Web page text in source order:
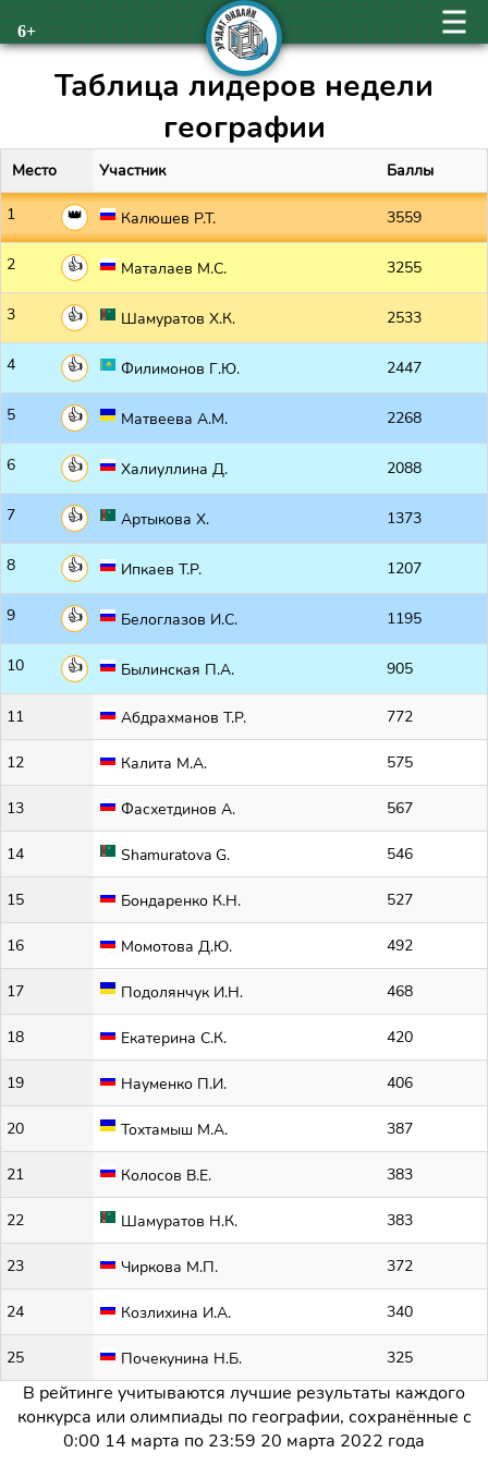
6+
Таблица лидеров недели
географии
Место Участник Баллы
1 Калюшев Р.Т. 3559
2 Маталаев М.С. 3255
3 Шамуратов Х.К. 2533
4 Филимонов Г.Ю. 2447
5 Матвеева А.М. 2268
6 Халиуллина Д. 2088
7 Артыкова Х. 1373
8 Ипкаев Т.Р. 1207
9 Белоглазов И.С. 1195
10 Былинская П.А. 905
11 Абдрахманов Т.Р. 772
12 Калита М.А. 575
13 Фасхетдинов А. 567
14 Shamuratova G. 546
15 Бондаренко К.Н. 527
16 Момотова Д.Ю. 492
17 Подолянчук И.Н. 468
18 Екатерина С.К. 420
19 Науменко П.И. 406
20 Тохтамыш М.А. 387
21 Колосов В.Е. 383
22 Шамуратов Н.К. 383
23 Чиркова М.П. 372
24 Козлихина И.А. 340
25 Почекунина Н.Б. 325
В рейтинге учитываются лучшие результаты каждого
конкурса или олимпиады по географии, сохранённые с
0:00 14 марта по 23:59 20 марта 2022 года